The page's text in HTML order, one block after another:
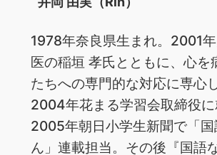
1978年奈良県生まれ。2001
医の稲垣 孝氏とともに、心を
たちへの専門的な対応に専心
2004年花まる学習会取締役に
2005年朝日小学生新聞で「国
ん」連載担当。その後『国語